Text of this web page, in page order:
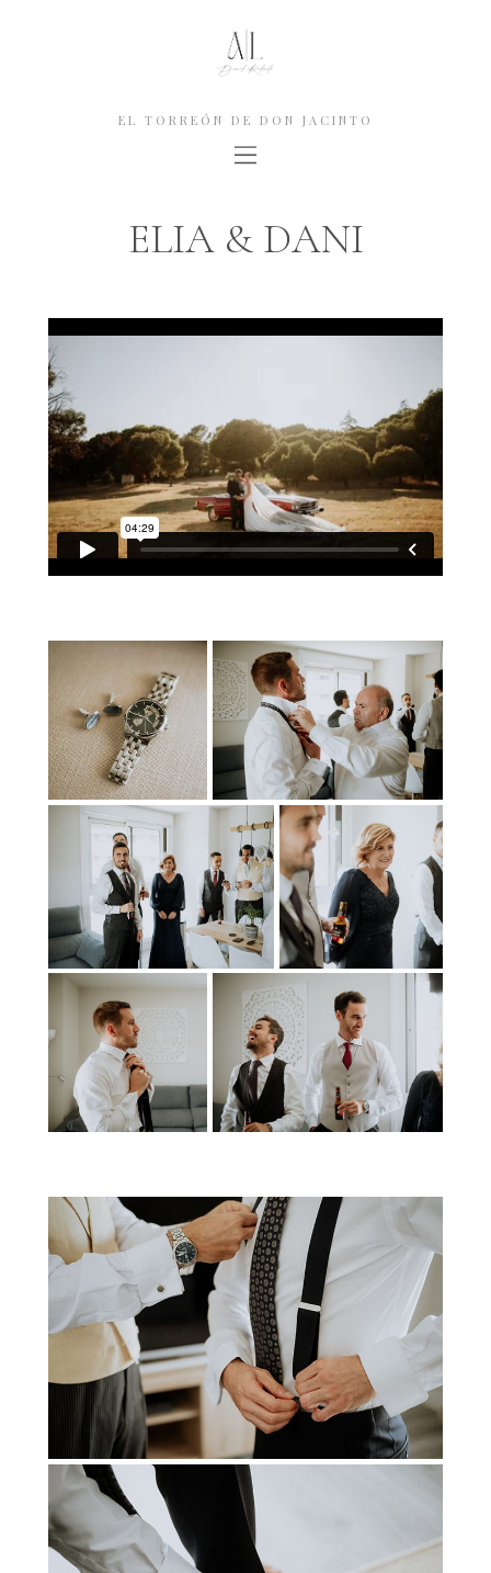
EL TORREÓN DE DON JACINTO
ELIA & DANI